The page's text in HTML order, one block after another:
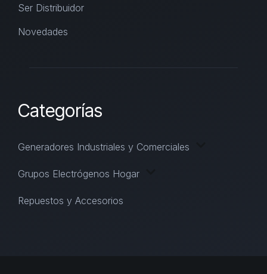
Ser Distribuidor
Novedades
Categorías
Generadores Industriales y Comerciales
Grupos Electrógenos Hogar
Repuestos y Accesorios